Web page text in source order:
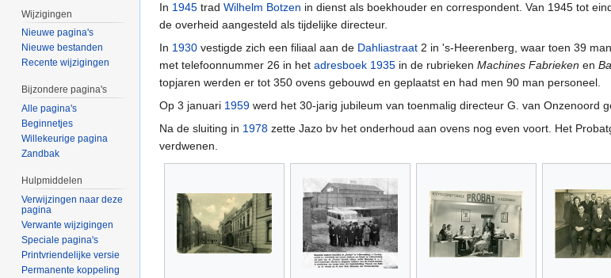
In 1945 trad Wilhelm Botzen in dienst als boekhouder en correspondent. Van 1945 tot
de overheid aangesteld als tijdelijke directeur.
In 1930 vestigde zich een filiaal aan de Dahliastraat 2 in 's-Heerenberg, waar toen 39
met telefoonnummer 26 in het adresboek 1935 in de rubrieken Machines Fabrieken en
topjaren werden er tot 350 ovens gebouwd en geplaatst en had men 90 man personeel.
Op 3 januari 1959 werd het 30-jarig jubileum van toenmalig directeur G. van Onzenoord
Na de sluiting in 1978 zette Jazo bv het onderhoud aan ovens nog even voort. Het
verdwenen.
Wijzigingen
Nieuwe pagina's
Nieuwe bestanden
Recente wijzigingen
Bijzondere pagina's
Alle pagina's
Beginnetjes
Willekeurige pagina
Zandbak
Hulpmiddelen
Verwijzingen naar deze
pagina
Verwante wijzigingen
Speciale pagina's
Printvriendelijke versie
Permanente koppeling